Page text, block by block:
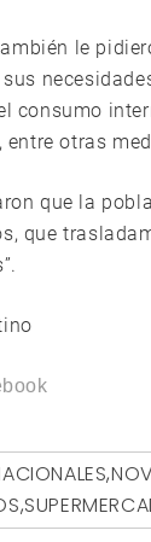
le
consumo
otras
que la
que
,
,